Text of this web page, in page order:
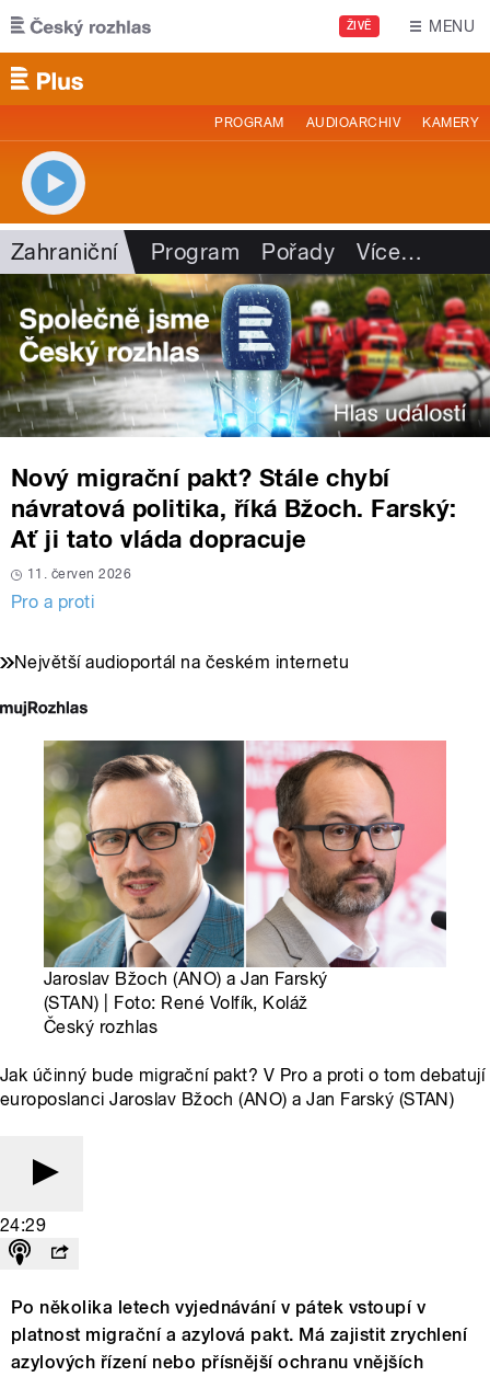
Přejít k hlavnímu obsahu
ŽIVĚ MENU
PROGRAM AUDIOARCHIV KAMERY
Zahraniční Program Pořady Více…
Nový migrační pakt? Stále chybí
návratová politika, říká Bžoch. Farský:
Ať ji tato vláda dopracuje
11. červen 2026
Pro a proti
Největší audioportál na českém internetu
Jaroslav Bžoch (ANO) a Jan Farský
(STAN) | Foto: René Volfík, Koláž
Český rozhlas
Jak účinný bude migrační pakt? V Pro a proti o tom debatují
europoslanci Jaroslav Bžoch (ANO) a Jan Farský (STAN)
24:29
Po několika letech vyjednávání v pátek vstoupí v
platnost migrační a azylová pakt. Má zajistit zrychlení
azylových řízení nebo přísnější ochranu vnějších